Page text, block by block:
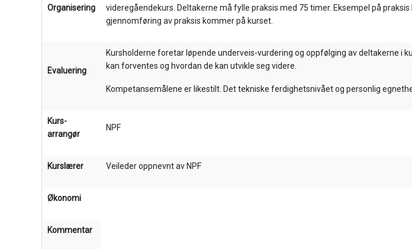
Organisering
videregåendekurs. Deltakerne må fylle praksis med 75 timer. Eksempel på
gjennomføring av praksis kommer på kurset.
Evaluering
Kursholderne foretar løpende underveis-vurdering og oppfølging av deltakerne i
kan forventes og hvordan de kan utvikle seg videre.
Kompetansemålene er likestilt. Det tekniske ferdighetsnivået og personlig
Kurs-
arrangør
NPF
Kurslærer Veileder oppnevnt av NPF
Økonomi
Kommentar